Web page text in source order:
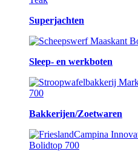
Superjachten
Sleep- en werkboten
Bakkerijen/Zoetwaren